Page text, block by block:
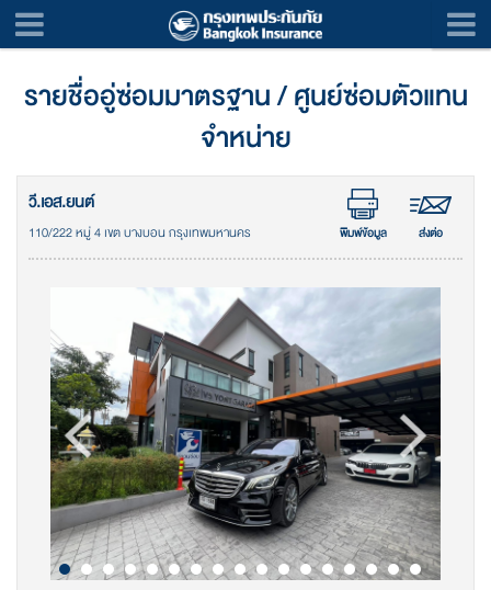
รายชื่ออู่ซ่อมมาตรฐาน / ศูนย์ซ่อมตัวแทน
จำหน่าย
วี.เอส.ยนต์
110/222 หมู่ 4 เขต บางบอน กรุงเทพมหานคร พิมพ์ข้อมูล ส่งต่อ